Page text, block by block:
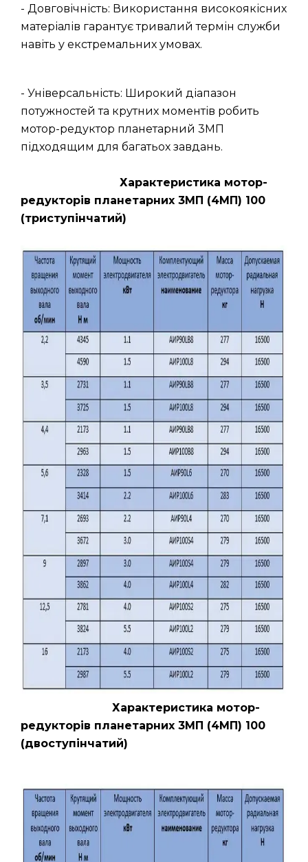
- Довговічність: Використання високоякісних
матеріалів гарантує тривалий термін служби
навіть у екстремальних умовах.
- Універсальність: Широкий діапазон
потужностей та крутних моментів робить
мотор-редуктор планетарний 3МП
підходящим для багатьох завдань.
Характеристика мотор-
редукторів планетарних 3МП (4МП) 100
(триступінчатий)
Характеристика мотор-
редукторів планетарних 3МП (4МП) 100
(двоступінчатий)